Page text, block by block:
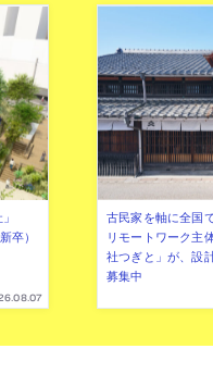
卒）
古民家を軸に全国
リモートワーク主
社つぎと」が、設
募集中